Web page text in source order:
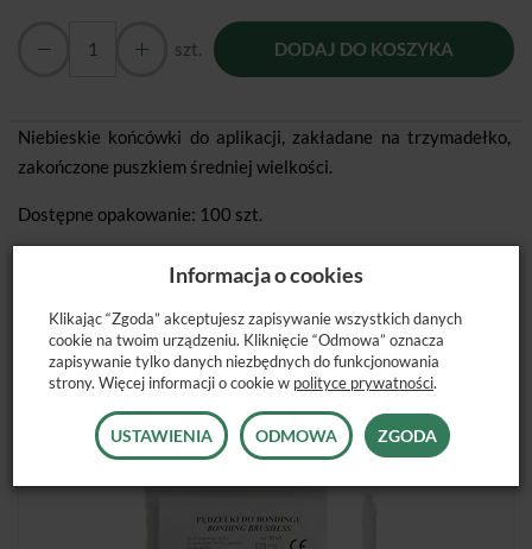
szt. DODAJ DO KOSZYKA
Niebieskie końcówki do aplikacji, zakładane na trzymadełko,
zakończone puszkiem średniej wielkości.
Dostępne opakowanie: 100 szt.
POLECANE PRODUKTY
Informacja o cookies
Klikając “Zgoda” akceptujesz zapisywanie wszystkich danych
cookie na twoim urządzeniu. Kliknięcie “Odmowa” oznacza
zapisywanie tylko danych niezbędnych do funkcjonowania
strony. Więcej informacji o cookie w polityce prywatności.
USTAWIENIA ODMOWA ZGODA